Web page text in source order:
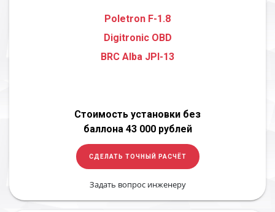
Poletron F-1.8
Digitronic OBD
BRC Alba JPI-13
Стоимость установки без
баллона 43 000 рублей
СДЕЛАТЬ ТОЧНЫЙ РАСЧЁТ
Задать вопрос инженеру